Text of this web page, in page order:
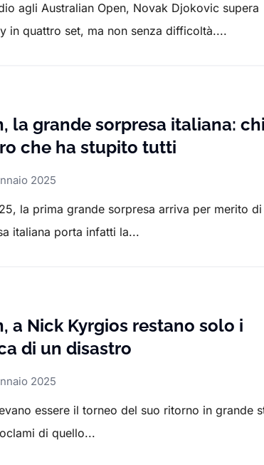
o alle grandi sfide globali, la sezione Tennis
agli Australian Open, Novak Djokovic supera
in quattro set, ma non senza difficoltà....
la grande sorpresa italiana:
che ha stupito tutti
2025
la prima grande sorpresa arriva per merito di
italiana porta infatti la...
a Nick Kyrgios restano solo i
di un disastro
2025
essere il torneo del suo ritorno in grande
di quello...